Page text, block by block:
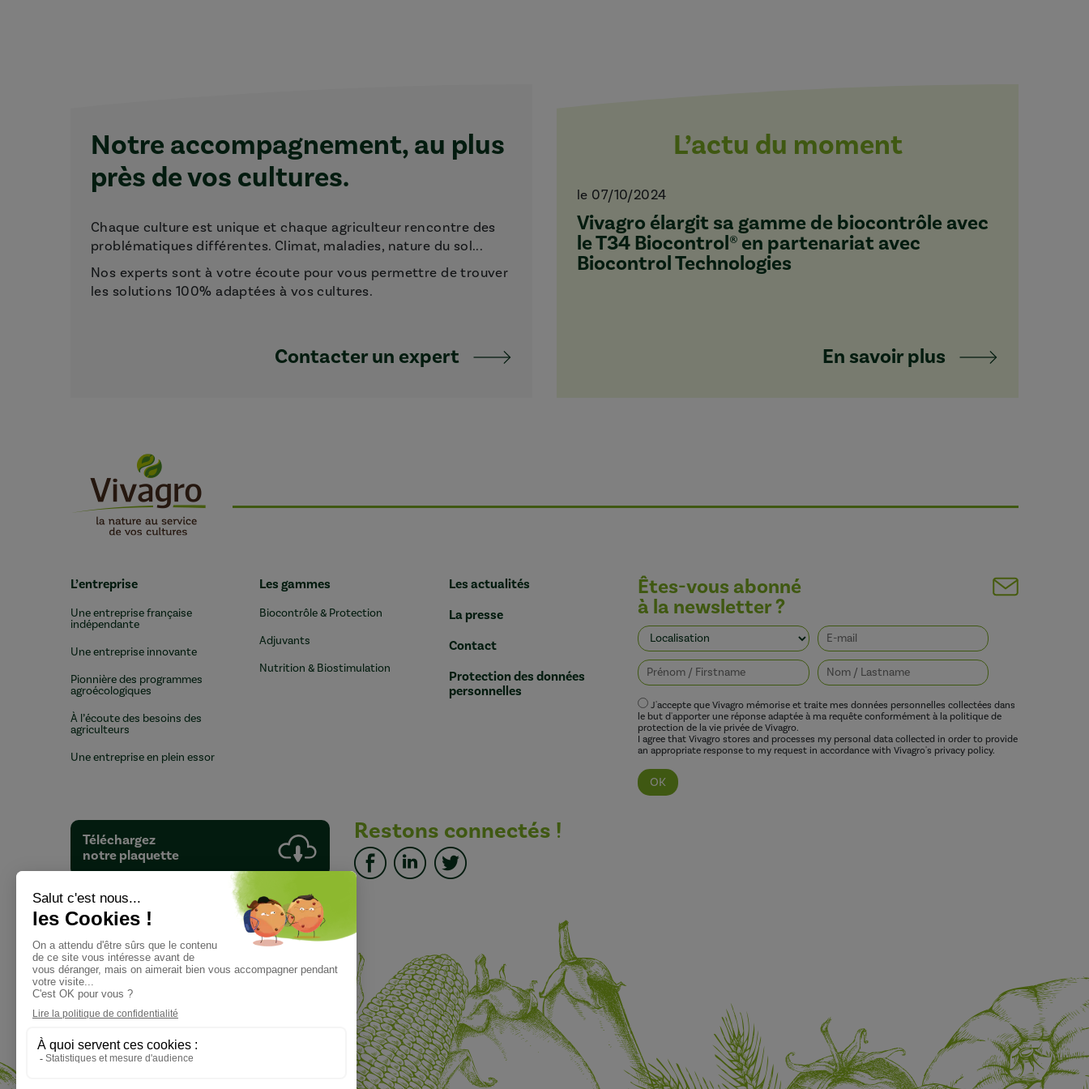
Notre accompagnement, au plus
près de vos cultures.
Chaque culture est unique et chaque agriculteur rencontre des
problématiques différentes. Climat, maladies, nature du sol...
Nos experts sont à votre écoute pour vous permettre de trouver
les solutions 100% adaptées à vos cultures.
Contacter un expert
L’actu du moment
le 07/10/2024
Vivagro élargit sa gamme de biocontrôle avec
le T34 Biocontrol® en partenariat avec
Biocontrol Technologies
En savoir plus
L’entreprise
Une entreprise française
indépendante
Une entreprise innovante
Pionnière des programmes
agroécologiques
À l’écoute des besoins des
agriculteurs
Une entreprise en plein essor
Les gammes
Biocontrôle & Protection
Adjuvants
Nutrition & Biostimulation
Les actualités
La presse
Contact
Protection des données
personnelles
Téléchargez
notre plaquette
Restons connectés !
Êtes-vous abonné
à la newsletter ?
J'accepte que Vivagro mémorise et traite mes données personnelles collectées dans
le but d'apporter une réponse adaptée à ma requête conformément à la politique de
protection de la vie privée de Vivagro.
I agree that Vivagro stores and processes my personal data collected in order to provide
an appropriate response to my request in accordance with Vivagro's privacy policy.